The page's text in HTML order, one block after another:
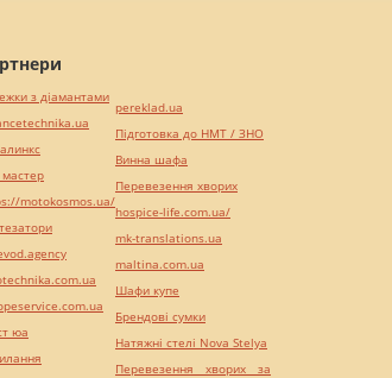
з діамантами
motokosmos.ua/
юа
pereklad.ua
Підготовка до НМТ / ЗНО
Винна шафа
Перевезення хворих
hospice-life.com.ua/
mk-translations.ua
maltina.com.ua
Шафи купе
Брендові сумки
Натяжні стелі Nova Stelya
Перевезення хворих за